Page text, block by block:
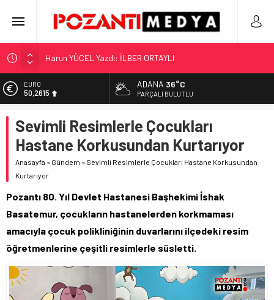
Harun YÜCEL Yazdı: İLBER ORTAYLI
“KILAVUZ HATİCE’NİN MEZARI NEREDE?!!!”
Yılmaz Soğutma’dan Buzdolabı Uyarısı
Ajans
EURO
50,2615
5.910,66
BİST
11.456,34
DOLAR
ADANA 36°C
PARÇALI BULUTLU
Sevimli Resimlerle Çocukları
Hastane Korkusundan Kurtarıyor
Anasayfa » Gündem » Sevimli Resimlerle Çocukları Hastane Korkusundan
Kurtarıyor
Pozantı 80. Yıl Devlet Hastanesi Başhekimi İshak
Basatemur, çocukların hastanelerden korkmaması
amacıyla çocuk polikliniğinin duvarlarını ilçedeki resim
öğretmenlerine çeşitli resimlerle süsletti.